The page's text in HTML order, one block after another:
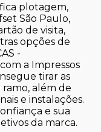
plotagem,
São Paulo,
de visita,
opções de
-
a Impressos
tirar as
ramo, além de
e instalações.
e sua
da marca.